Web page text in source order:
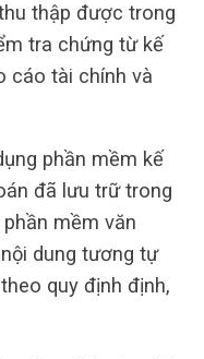
thập được trong
tra chứng từ kế
cáo tài chính và
phần mềm kế
đã lưu trữ trong
mềm văn
dung tương tự
quy định định,